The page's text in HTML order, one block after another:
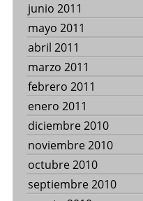
junio 2011
mayo 2011
abril 2011
marzo 2011
febrero 2011
enero 2011
diciembre 2010
noviembre 2010
octubre 2010
septiembre 2010